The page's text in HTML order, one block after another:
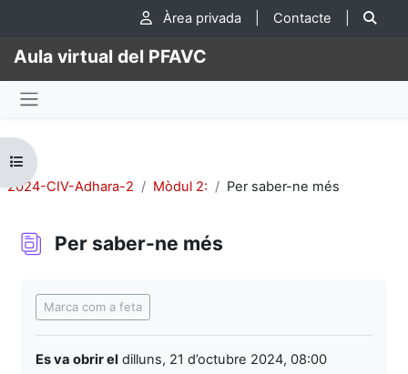
Ves al contingut principal
Àrea privada Contacte
Aula virtual del PFAVC
Obre l'índex del curs
2024-CIV-Adhara-2
Mòdul 2: Per saber-ne més
Per saber-ne més
Marca com a feta
Es va obrir el dilluns, 21 d’octubre 2024, 08:00